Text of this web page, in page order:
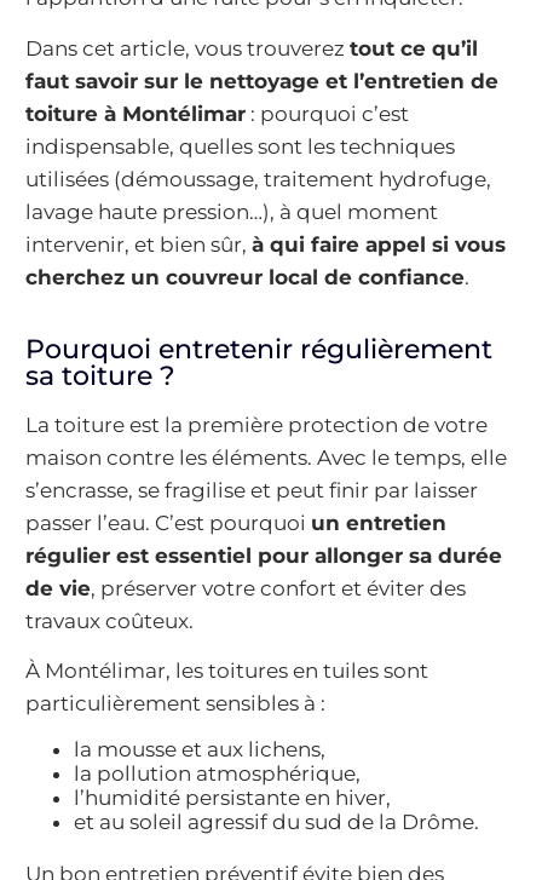
Dans cet article, vous trouverez tout ce qu’il
faut savoir sur le nettoyage et l’entretien de
toiture à Montélimar : pourquoi c’est
indispensable, quelles sont les techniques
utilisées (démoussage, traitement hydrofuge,
lavage haute pression…), à quel moment
intervenir, et bien sûr, à qui faire appel si vous
cherchez un couvreur local de confiance.
Pourquoi entretenir régulièrement
sa toiture ?
La toiture est la première protection de votre
maison contre les éléments. Avec le temps, elle
s’encrasse, se fragilise et peut finir par laisser
passer l’eau. C’est pourquoi un entretien
régulier est essentiel pour allonger sa durée
de vie, préserver votre confort et éviter des
travaux coûteux.
À Montélimar, les toitures en tuiles sont
particulièrement sensibles à :
la mousse et aux lichens,
la pollution atmosphérique,
l’humidité persistante en hiver,
et au soleil agressif du sud de la Drôme.
Un bon entretien préventif évite bien des